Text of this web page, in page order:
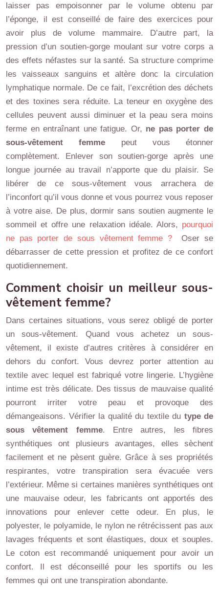
laisser pas empoisonner par le volume obtenu par
l’éponge, il est conseillé de faire des exercices pour
avoir plus de volume mammaire. D’autre part, la
pression d’un soutien-gorge moulant sur votre corps a
des effets néfastes sur la santé. Sa structure comprime
les vaisseaux sanguins et altère donc la circulation
lymphatique normale. De ce fait, l’excrétion des déchets
et des toxines sera réduite. La teneur en oxygène des
cellules peuvent aussi diminuer et la peau sera moins
ferme en entraînant une fatigue. Or, ne pas porter de
sous-vêtement femme peut vous étonner
complètement. Enlever son soutien-gorge après une
longue journée au travail n’apporte que du plaisir. Se
libérer de ce sous-vêtement vous arrachera de
l’inconfort qu’il vous donne et vous pourrez vous reposer
à votre aise. De plus, dormir sans soutien augmente le
sommeil et offre une relaxation idéale. Alors, pourquoi
ne pas porter de sous vêtement femme ?Oser se
débarrasser de cette pression et profitez de ce confort
quotidiennement.
Comment choisir un meilleur sous-
vêtement femme?
Dans certaines situations, vous serez obligé de porter
un sous-vêtement. Quand vous achetez un sous-
vêtement, il existe d’autres critères à considérer en
dehors du confort. Vous devrez porter attention au
textile avec lequel est fabriqué votre lingerie. L’hygiène
intime est très délicate. Des tissus de mauvaise qualité
pourront irriter votre peau et provoque des
démangeaisons. Vérifier la qualité du textile du type de
sous vêtement femme. Entre autres, les fibres
synthétiques ont plusieurs avantages, elles sèchent
facilement et ne pèsent guère. Grâce à ses propriétés
respirantes, votre transpiration sera évacuée vers
l’extérieur. Même si certaines manières synthétiques ont
une mauvaise odeur, les fabricants ont apportés des
innovations pour enlever cette odeur. En plus, le
polyester, le polyamide, le nylon ne rétrécissent pas aux
lavages fréquents et sont élastiques, doux et souples.
Le coton est recommandé uniquement pour avoir un
confort. Il est déconseillé pour les sportifs ou les
femmes qui ont une transpiration abondante.